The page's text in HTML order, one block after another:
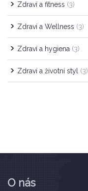
Zdraví a fitness (3)
Zdraví a Wellness (3)
Zdraví a hygiena (3)
Zdraví a životní styl (3)
O nás